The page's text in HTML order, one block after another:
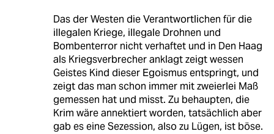
Das der Westen die Verantwortlichen für die
illegalen Kriege, illegale Drohnen und
Bombenterror nicht verhaftet und in Den Haag
als Kriegsverbrecher anklagt zeigt wessen
Geistes Kind dieser Egoismus entspringt, und
zeigt das man schon immer mit zweierlei Maß
gemessen hat und misst. Zu behaupten, die
Krim wäre annektiert worden, tatsächlich aber
gab es eine Sezession, also zu Lügen, ist böse.